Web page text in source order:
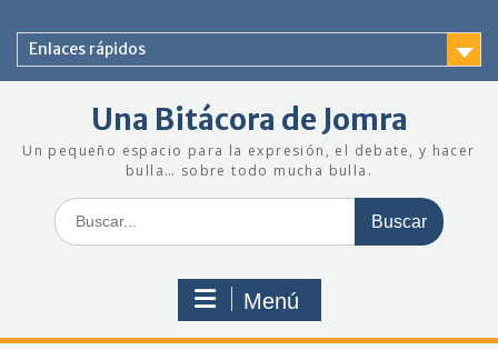
contenido
Enlaces rápidos
Una Bitácora de Jomra
Un pequeño espacio para la expresión, el debate, y hacer
bulla… sobre todo mucha bulla.
Buscar:
Menú